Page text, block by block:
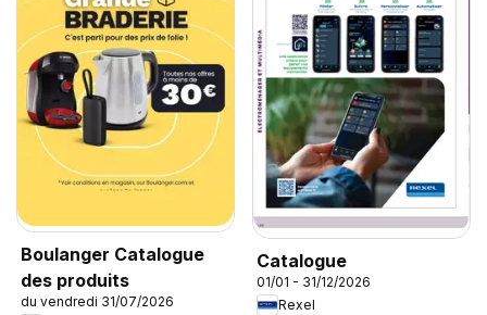
Boulanger Catalogue
des produits
du vendredi 31/07/2026
Catalogue
01/01 - 31/12/2026
Rexel